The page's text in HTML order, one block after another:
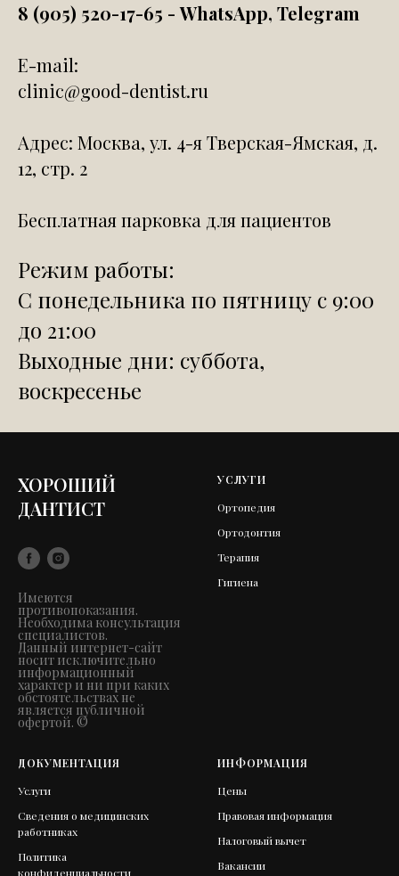
8 (905) 520-17-65 - WhatsApp, Telegram
E-mail:
clinic@good-dentist.ru
Адрес: Москва, ул. 4-я Тверская-Ямская, д.
12, стр. 2
Бесплатная парковка для пациентов
Режим работы:
С понедельника по пятницу с 9:00
до 21:00
Выходные дни: суббота,
воскресенье
ХОРОШИЙ
ДАНТИСТ
Имеются
противопоказания.
Необходима консультация
специалистов.
Данный интернет-сайт
носит исключительно
информационный
характер и ни при каких
обстоятельствах не
является публичной
офертой. ©
УСЛУГИ
Ортопедия
Ортодонтия
Терапия
Гигиена
ДОКУМЕНТАЦИЯ
Услуги
Сведения о медицинских
работниках
Политика
конфиденциальности
ИНФОРМАЦИЯ
Цены
Правовая информация
Налоговый вычет
Вакансии